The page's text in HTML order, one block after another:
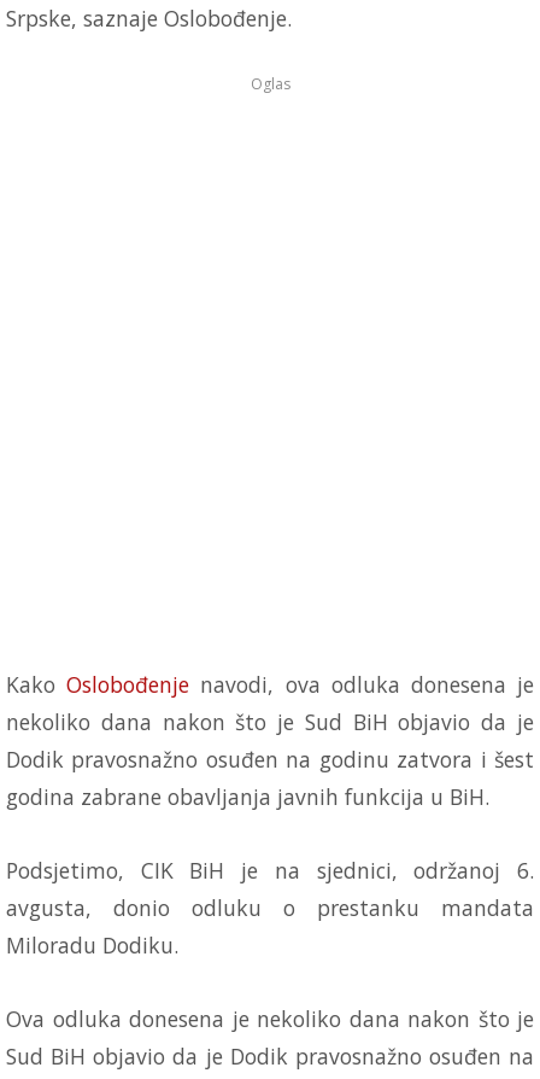
Srpske, saznaje Oslobođenje.
Oglas
KakoOslobođenje navodi, ova odluka donesena je
nekoliko dana nakon što je Sud BiH objavio da je
Dodik pravosnažno osuđen na godinu zatvora i šest
godina zabrane obavljanja javnih funkcija u BiH.
Podsjetimo, CIK BiH je na sjednici, održanoj 6.
avgusta, donio odluku o prestanku mandata
Miloradu Dodiku.
Ova odluka donesena je nekoliko dana nakon što je
Sud BiH objavio da je Dodik pravosnažno osuđen na